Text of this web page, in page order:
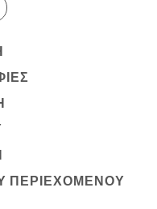
ΠΕΡΙΕΧΟΜΈΝΟΥ